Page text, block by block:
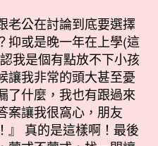
老公在討論到底要選擇
抑或是晚一年在上學(這
我是個有點放不下小孩
讓我非常的頭大甚至憂
了什麼，我也有跟過來
案讓我很窩心，朋友
』 真的是這樣啊！最後